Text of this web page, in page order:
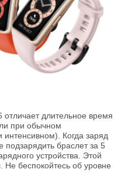
отличает длительное время
при обычном
Когда заряд
подзарядить браслет за 5
устройства. Этой
Не беспокойтесь об уровне